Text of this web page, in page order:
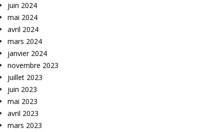
juin 2024
mai 2024
avril 2024
mars 2024
janvier 2024
novembre 2023
juillet 2023
juin 2023
mai 2023
avril 2023
mars 2023